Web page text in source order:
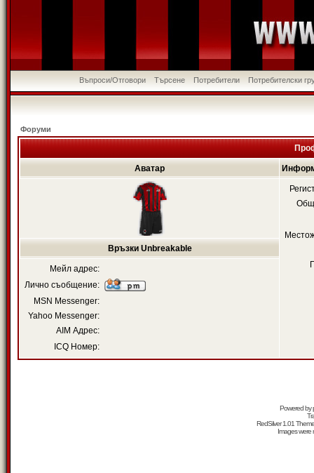
Въпроси/Отговори Търсене Потребители Потребителски
Форуми
Аватар
Връзки Unbreakable
Мейл адрес:
Лично съобщение:
MSN Messenger:
Yahoo Messenger:
AIM Адрес:
ICQ Номер:
Powered by
RedSilver 1.01
Images were